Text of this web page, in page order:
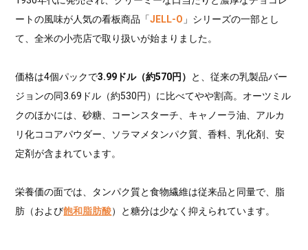
ートの風味が人気の看板商品「JELL-O 」シリーズの一部とし
て、全米の小売店で取り扱いが始まりました。
価格は4個パックで3.99ドル（約570円） と、従来の乳製品バー
ジョンの同3.69ドル（約530円）に比べてやや割高。オーツミル
クのほかには、砂糖、コーンスターチ、キャノーラ油、アルカ
リ化ココアパウダー、ソラマメタンパク質、香料、乳化剤、安
定剤が含まれています。
栄養価の面では、タンパク質と食物繊維は従来品と同量で、脂
肪（および飽和脂肪酸）と糖分は少なく抑えられています。